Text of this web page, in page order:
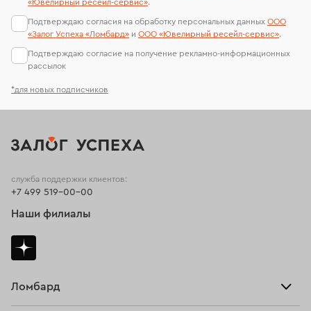
*для новых подписчиков
«Ювелирный ресейл-сервиc».
Подтверждаю согласия на обработку персональных данных ООО
«Залог Успеха «Ломбард» и ООО «Ювелирный ресейл-сервиc».
Подтверждаю согласие на получение рекламно-информационных
рассылок
Ломбард
служба поддержки клиентов:
+7 499 519-00-00
Наши филиалы